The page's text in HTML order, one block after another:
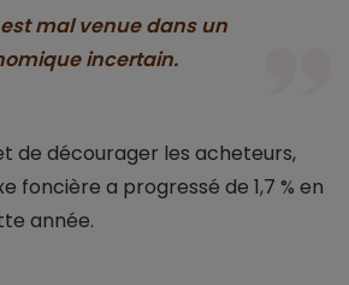
mal venue dans un
incertain.
de décourager les acheteurs,
foncière a progressé de 1,7 % en
année.